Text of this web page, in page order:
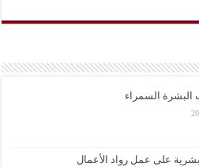
البشرة السمراء
على عمل رواد الأعمال